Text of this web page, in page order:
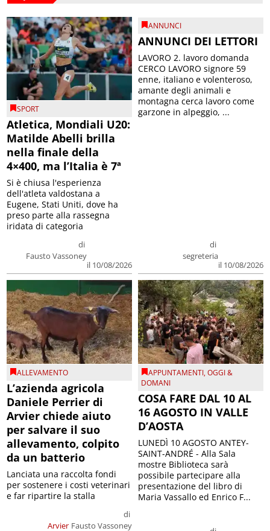
SPORT
Atletica, Mondiali U20:
Matilde Abelli brilla
nella finale della
4×400, ma l’Italia è 7ª
di
Fausto Vassoney
il 10/08/2026
Si è chiusa l'esperienza
dell'atleta valdostana a
Eugene, Stati Uniti, dove ha
preso parte alla rassegna
iridata di categoria
ANNUNCI
ANNUNCI DEI LETTORI
di
segreteria
il 10/08/2026
LAVORO 2. lavoro domanda
CERCO LAVORO signore 59
enne, italiano e volenteroso,
amante degli animali e
montagna cerca lavoro come
garzone in alpeggio, ...
ALLEVAMENTO
L’azienda agricola
Daniele Perrier di
Arvier chiede aiuto
per salvare il suo
allevamento, colpito
da un batterio
Arvier
di
Fausto Vassoney
Lanciata una raccolta fondi
per sostenere i costi veterinari
e far ripartire la stalla
APPUNTAMENTI,OGGI &
DOMANI
COSA FARE DAL 10 AL
16 AGOSTO IN VALLE
D’AOSTA
LUNEDÌ 10 AGOSTO ANTEY-
SAINT-ANDRÉ - Alla Sala
mostre Biblioteca sarà
possibile partecipare alla
presentazione del libro di
Maria Vassallo ed Enrico F...